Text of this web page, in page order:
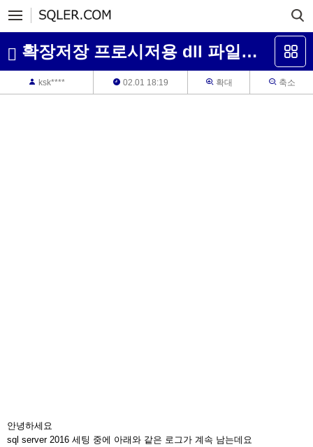
확장저장 프로시저용 dll 파일을 사용중인데 전자서명 에러가 발생하네요
ksk**** 02.01 18:19 확대 축소
안녕하세요
sql server 2016 세팅 중에 아래와 같은 로그가 계속 남는데요